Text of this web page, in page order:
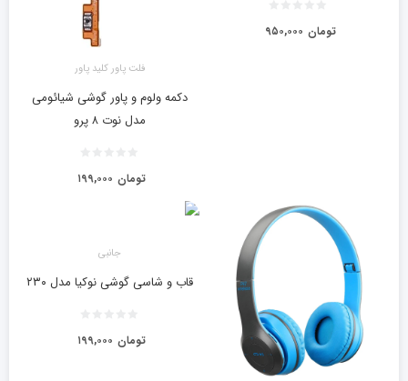
۹۵۰,۰۰۰ تومان
فلت پاور کلید پاور
دکمه ولوم و پاور گوشی شیائومی
مدل نوت ۸ پرو
۱۹۹,۰۰۰ تومان
جانبی
قاب و شاسی گوشی نوکیا مدل ۲۳۰
۱۹۹,۰۰۰ تومان